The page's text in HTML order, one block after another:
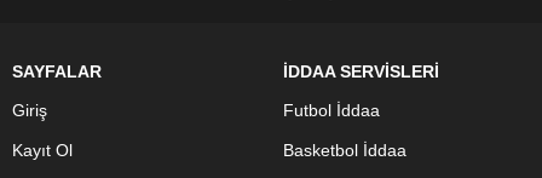
SAYFALAR
Giriş
Kayıt Ol
İDDAA SERVİSLERİ
Futbol İddaa
Basketbol İddaa